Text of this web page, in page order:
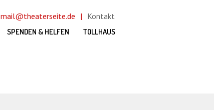
mail@theaterseite.de Kontakt
SPENDEN & HELFEN TOLLHAUS